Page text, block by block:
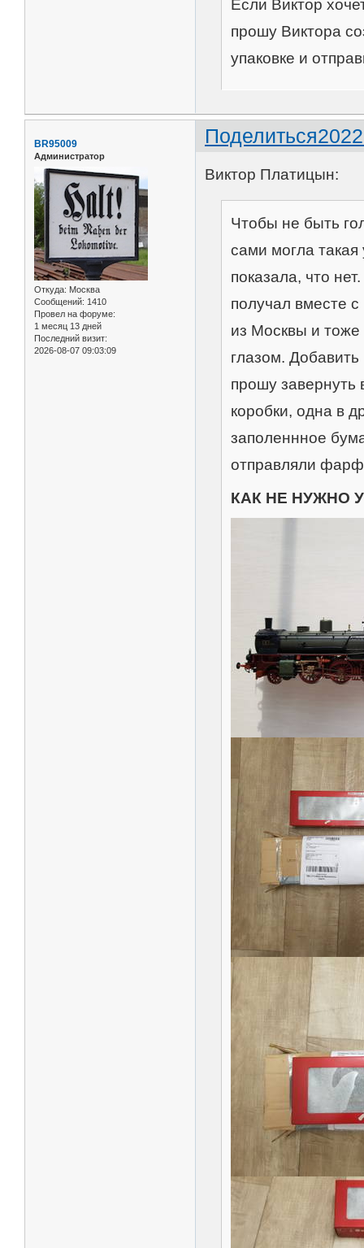
Если Виктор
прошу Виктора
упаковке и
Поделиться
BR95009
Администратор
Откуда: Москва
Сообщений: 1410
Провел на форуме:
1 месяц 13 дней
Последний визит:
2026-08-07 09:03:09
Виктор Платицын:
Чтобы не быть
сами могла
показала, что
получал вместе
из Москвы и
глазом.
прошу завернуть
коробки, одна в
заполеннное
отправляли
КАК НЕ НУЖНО